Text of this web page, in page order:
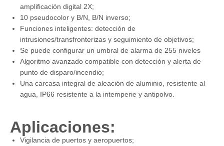
amplificación digital 2X;
10 pseudocolor y B/N, B/N inverso;
Funciones inteligentes: detección de
intrusiones/transfronterizas y seguimiento de objetivos;
Se puede configurar un umbral de alarma de 255 niveles
Algoritmo avanzado compatible con detección y alerta de
punto de disparo/incendio;
Una carcasa integral de aleación de aluminio, resistente al
agua, IP66 resistente a la intemperie y antipolvo.
Aplicaciones:
Vigilancia de puertos y aeropuertos;